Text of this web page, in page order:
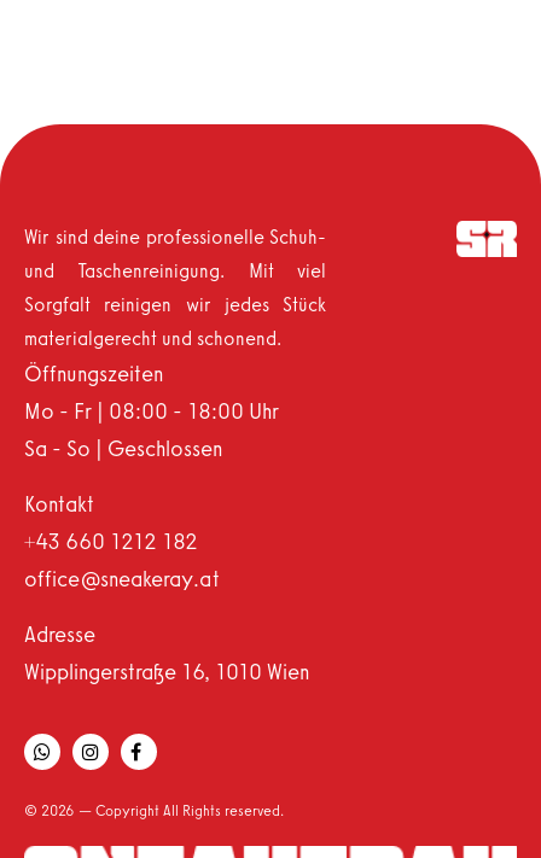
Wir sind deine professionelle Schuh-
und Taschenreinigung. Mit viel
Sorgfalt reinigen wir jedes Stück
materialgerecht und schonend.
© 2026 — Copyright All Rights reserved.
Öffnungszeiten
Mo - Fr | 08:00 - 18:00 Uhr
Sa - So | Geschlossen
Kontakt
+43 660 1212 182
office@sneakeray.at
Adresse
Wipplingerstraße 16, 1010 Wien